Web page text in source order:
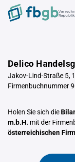
Delico
Jakov-Lind-Straße 5,
Firmenbuchnummer
Holen Sie sich die
m.b.H. mit der
österreichischen